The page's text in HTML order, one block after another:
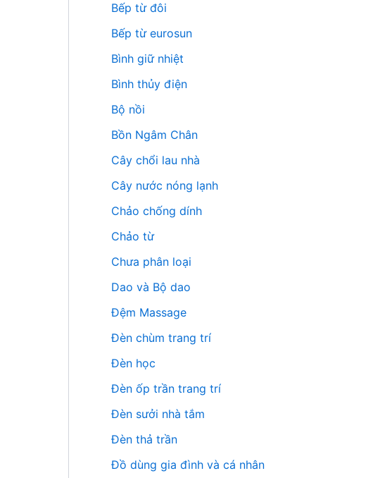
Bếp từ đôi
Bếp từ eurosun
Bình giữ nhiệt
Bình thủy điện
Bộ nồi
Bồn Ngâm Chân
Cây chổi lau nhà
Cây nước nóng lạnh
Chảo chống dính
Chảo từ
Chưa phân loại
Dao và Bộ dao
Đệm Massage
Đèn chùm trang trí
Đèn học
Đèn ốp trần trang trí
Đèn sưởi nhà tắm
Đèn thả trần
Đồ dùng gia đình và cá nhân